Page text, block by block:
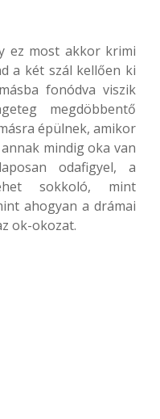
ez most akkor krimi
a két szál kellően ki
fonódva viszik
megdöbbentő
épülnek, amikor
mindig oka van
odafigyel, a
sokkoló, mint
ahogyan a drámai
ok-okozat.